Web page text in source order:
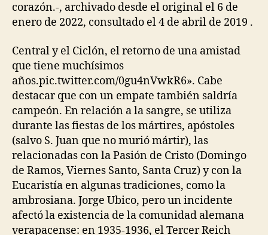
corazón.-, archivado desde el original el 6 de
enero de 2022, consultado el 4 de abril de 2019 .
Central y el Ciclón, el retorno de una amistad
que tiene muchísimos
años.pic.twitter.com/0gu4nVwkR6». Cabe
destacar que con un empate también saldría
campeón. En relación a la sangre, se utiliza
durante las fiestas de los mártires, apóstoles
(salvo S. Juan que no murió mártir), las
relacionadas con la Pasión de Cristo (Domingo
de Ramos, Viernes Santo, Santa Cruz) y con la
Eucaristía en algunas tradiciones, como la
ambrosiana. Jorge Ubico, pero un incidente
afectó la existencia de la comunidad alemana
verapacense: en 1935-1936, el Tercer Reich